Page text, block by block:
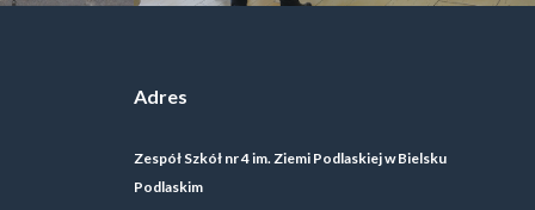
Adres
Zespół Szkół nr 4 im. Ziemi Podlaskiej w Bielsku
Podlaskim